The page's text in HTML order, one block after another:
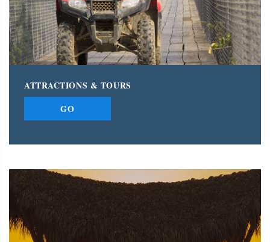
ATTRACTIONS & TOURS
GO